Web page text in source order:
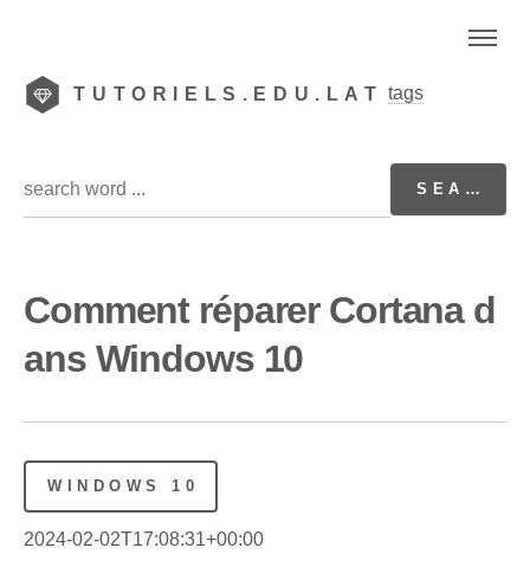
TUTORIELS.EDU.LAT tags
Comment réparer Cortana d
ans Windows 10
WINDOWS 10
2024-02-02T17:08:31+00:00